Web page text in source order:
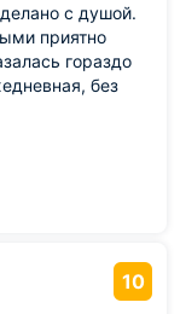
с душой.
приятно
гораздо
без
10